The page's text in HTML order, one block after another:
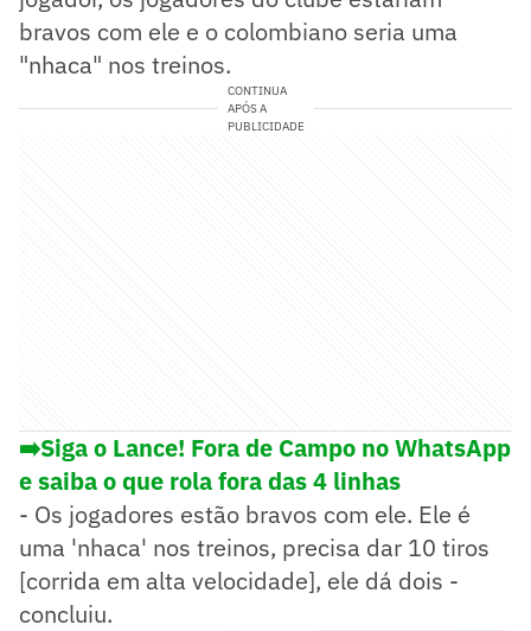
bravos com ele e o colombiano seria uma
"nhaca" nos treinos.
CONTINUA
APÓS A
PUBLICIDADE
➡️Siga o Lance! Fora de Campo no WhatsApp
e saiba o que rola fora das 4 linhas
- Os jogadores estão bravos com ele. Ele é
uma 'nhaca' nos treinos, precisa dar 10 tiros
[corrida em alta velocidade], ele dá dois -
concluiu.